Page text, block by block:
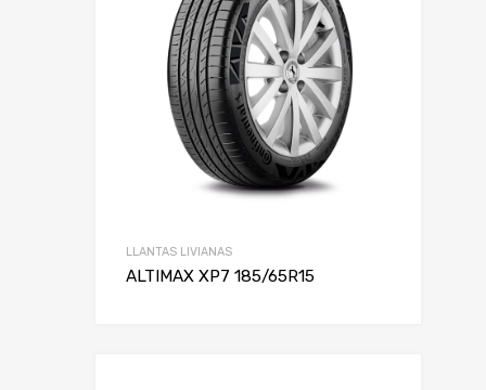
LLANTAS LIVIANAS
ALTIMAX XP7 185/65R15